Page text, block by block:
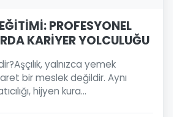
PROFESYONEL
KARİYER YOLCULUĞU
yalnızca yemek
bir meslek değildir. Aynı
hijyen kura...